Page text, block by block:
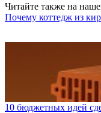
Читайте также на
Почему коттедж из
10 бюджетных идей